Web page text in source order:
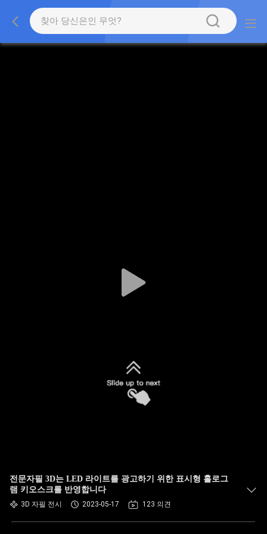
전문자필 3D는 LED 라이트를 광고하기 위한 표시형 홀로그
램 키오스크를 반영합니다
3D 자필 전시 2023-05-17 123 의견